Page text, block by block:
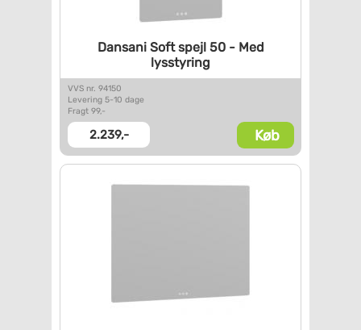
Dansani Soft spejl 50 - Med
lysstyring
VVS nr. 94150
Levering 5-10 dage
Fragt 99,-
2.239,- Køb